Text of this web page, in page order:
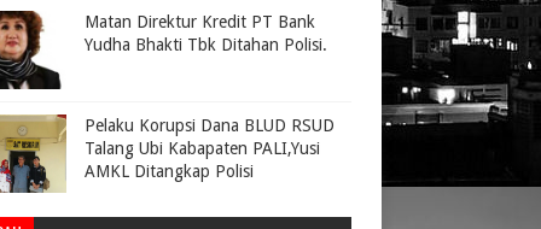
Matan Direktur Kredit PT Bank
Yudha Bhakti Tbk Ditahan Polisi.
Pelaku Korupsi Dana BLUD RSUD
Talang Ubi Kabapaten PALI,Yusi
AMKL Ditangkap Polisi